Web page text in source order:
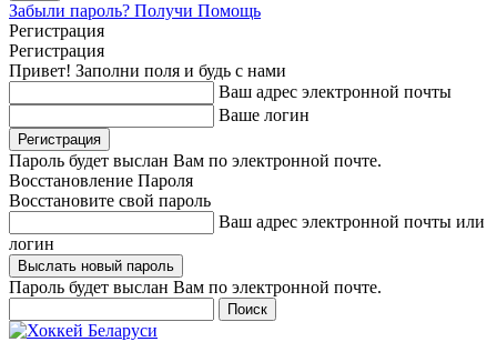
Забыли пароль? Получи Помощь
Регистрация
Регистрация
Привет! Заполни поля и будь с нами
Ваш адрес электронной почты
Ваше логин
Пароль будет выслан Вам по электронной почте.
Восстановление Пароля
Восстановите свой пароль
Ваш адрес электронной почты или
логин
Пароль будет выслан Вам по электронной почте.